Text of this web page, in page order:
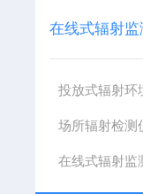
在线式辐射监
投放式辐射环
场所辐射检测
在线式辐射监